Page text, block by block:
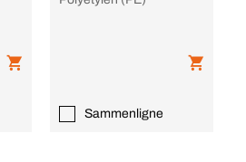
Sammenligne